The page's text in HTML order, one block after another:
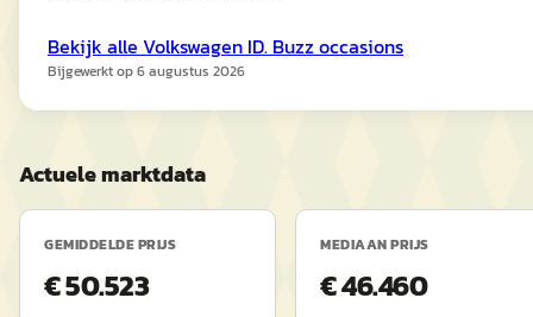
Bekijk alle Volkswagen ID. Buzzoccasions
Bijgewerkt op6 augustus 2026
Actuele marktdata
GEMIDDELDE PRIJS
€ 50.523
MEDIAAN PRIJS
€ 46.460